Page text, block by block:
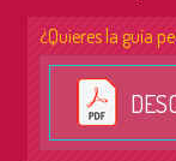
¿Quieres la guía